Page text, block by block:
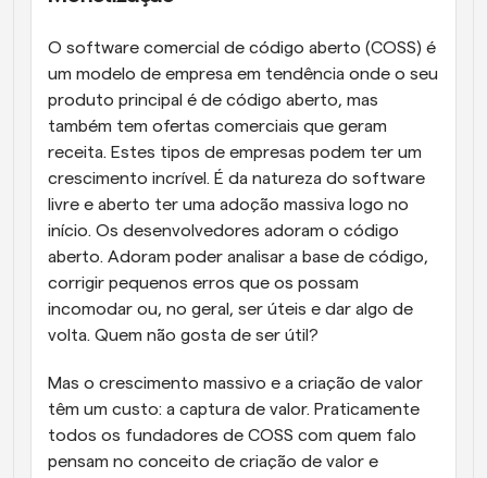
O software comercial de código aberto (COSS) é
um modelo de empresa em tendência onde o seu
produto principal é de código aberto, mas
também tem ofertas comerciais que geram
receita. Estes tipos de empresas podem ter um
crescimento incrível. É da natureza do software
livre e aberto ter uma adoção massiva logo no
início. Os desenvolvedores adoram o código
aberto. Adoram poder analisar a base de código,
corrigir pequenos erros que os possam
incomodar ou, no geral, ser úteis e dar algo de
volta. Quem não gosta de ser útil?
Mas o crescimento massivo e a criação de valor
têm um custo: a captura de valor. Praticamente
todos os fundadores de COSS com quem falo
pensam no conceito de criação de valor e